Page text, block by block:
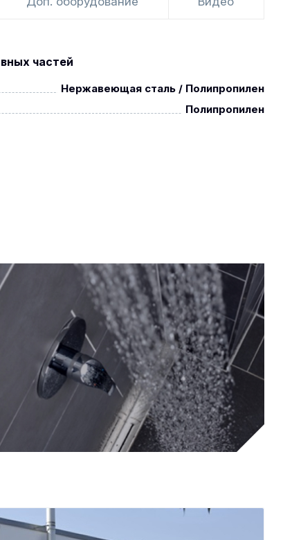
частей
Нержавеющая сталь / Полипропилен
Полипропилен